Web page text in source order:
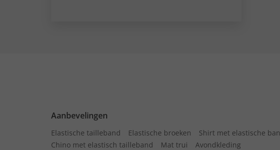
Aanbevelingen
Elastische tailleband Elastische broeken Shirt met elastische
Chino met elastisch tailleband
Mat trui Avondkleding